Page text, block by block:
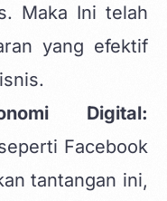
Maka Ini telah
yang efektif
Digital:
Facebook
tantangan ini,